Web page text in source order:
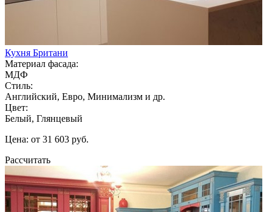
Кухня Британи
Материал фасада:
МДФ
Стиль:
Английский, Евро, Минимализм и др.
Цвет:
Белый, Глянцевый
Цена: от 31 603 руб.
Рассчитать